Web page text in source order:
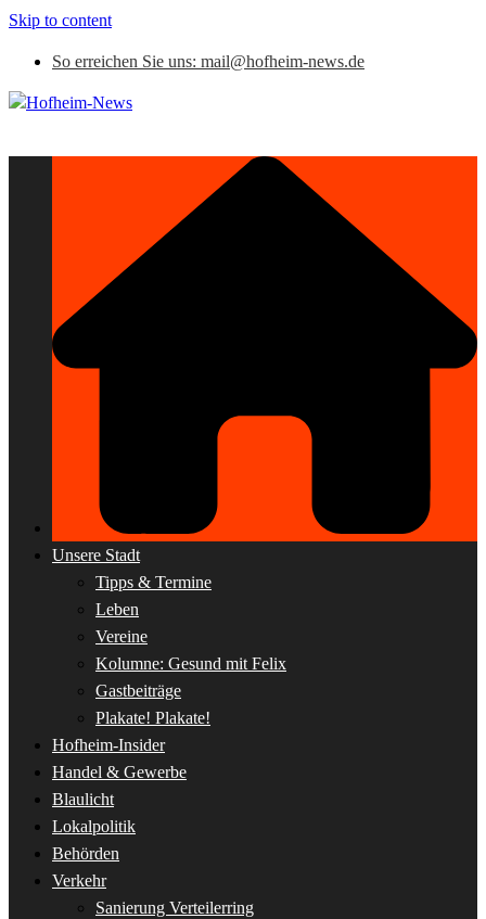
Skip to content
So erreichen Sie uns: mail@hofheim-news.de
Unsere Stadt
Tipps & Termine
Leben
Vereine
Kolumne: Gesund mit Felix
Gastbeiträge
Plakate! Plakate!
Hofheim-Insider
Handel & Gewerbe
Blaulicht
Lokalpolitik
Behörden
Verkehr
Sanierung Verteilerring